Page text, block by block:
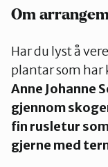
Om
Har du lyst å
plantar som
Anne Johanne
gjennom
fin rusletur
gjerne med